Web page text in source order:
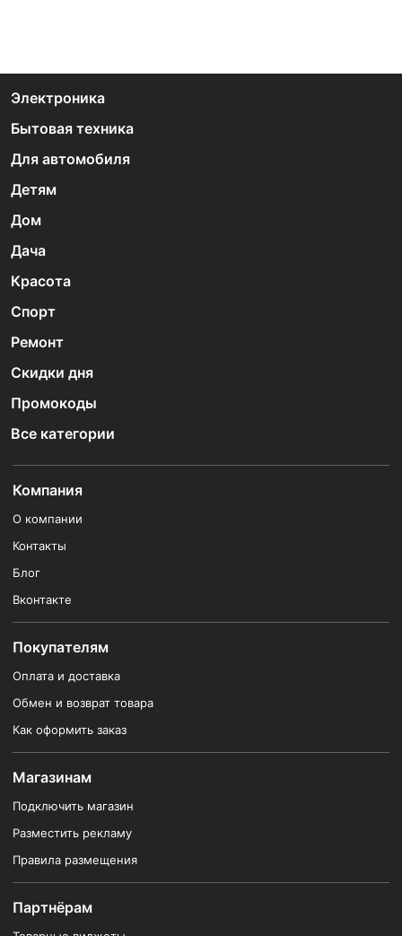
Электроника
Бытовая техника
Для автомобиля
Детям
Дом
Дача
Красота
Спорт
Ремонт
Скидки дня
Промокоды
Все категории
Компания
О компании
Контакты
Блог
Вконтакте
Покупателям
Оплата и доставка
Обмен и возврат товара
Как оформить заказ
Магазинам
Подключить магазин
Разместить рекламу
Правила размещения
Партнёрам